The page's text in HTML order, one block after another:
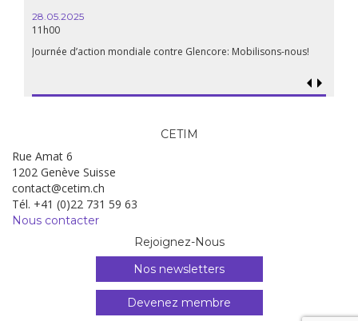
28.05.2025
11h00
Journée d’action mondiale contre Glencore: Mobilisons-nous!
CETIM
Rue Amat 6
1202 Genève Suisse
contact@cetim.ch
Tél. +41 (0)22 731 59 63
Nous contacter
Rejoignez-Nous
Nos newsletters
Devenez membre